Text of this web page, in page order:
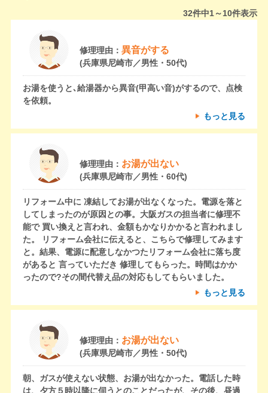
32件中1～10件表示
修理理由： 異音がする
(兵庫県尼崎市／男性・50代)
お湯を使うと､給湯器から異音(甲高い音)がするので、点検
を依頼。
もっと見る
修理理由： お湯が出ない
(兵庫県尼崎市／男性・60代)
リフォーム中に 凍結してお湯が出なくなった。電源を落と
してしまったのが原因との事。大阪ガスの担当者に修理不
能で 買い換えと言われ、金額もかなりかかると言われまし
た。 リフォーム会社に伝えると、こちらで修理してみます
と。結果、電源に配意しなかつたリフォーム会社に落ち度
があると 言っていただき 修理してもらった。時間はかか
ったので?その間代替え品の対応もしてもらいました。
もっと見る
修理理由： お湯が出ない
(兵庫県尼崎市／男性・50代)
朝、ガスが使えない状態、お湯が出なかった。電話した時
は、夕方５時以降に伺うとのことだったが、その後、昼過